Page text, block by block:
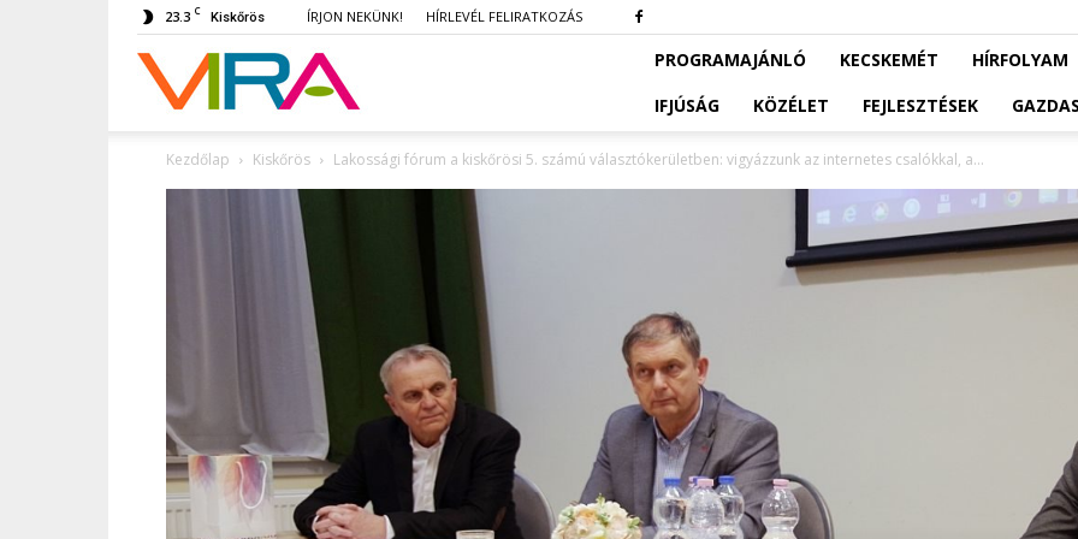
23.3 C Kiskőrös ÍRJON NEKÜNK! HÍRLEVÉL FELIRATKOZÁS
VIRA PROGRAMAJÁNLÓ KECSKEMÉT
HÍRFOLYAM
IFJÚSÁG
KÖZÉLET FEJLESZTÉSEK
Kezdőlap Kiskőrös Lakossági fórum a kiskőrösi 5. számú választókerületben: vigyázzunk az internetes csalókkal, a...